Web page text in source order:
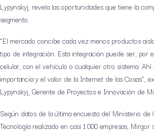
Lypynskyj, revela las oportunidades que tiene la
segmento.
“El mercado concibe cada vez menos productos
tipo de integración. Esta integración puede ser, por
celular, con el vehículo o cualquier otro sistema. Ahí
importancia y el valor de la Internet de las Cosas”,
Lypynskyj, Gerente de Proyectos e Innovación de
Según datos de la última encuesta del Ministerio de
Tecnología realizado en casi 1.000 empresas, Mirgor